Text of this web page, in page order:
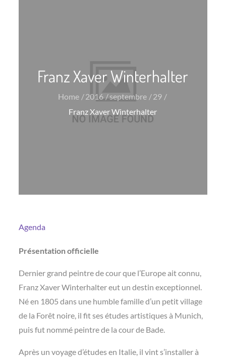
Franz Xaver Winterhalter
Home 2016 septembre
29
Franz Xaver Winterhalter
Agenda
Présentation officielle
Dernier grand peintre de cour que l’Europe ait connu,
Franz Xaver Winterhalter eut un destin exceptionnel.
Né en 1805 dans une humble famille d’un petit village
de la Forêt noire, il fit ses études artistiques à Munich,
puis fut nommé peintre de la cour de Bade.
Après un voyage d’études en Italie, il vint s’installer à